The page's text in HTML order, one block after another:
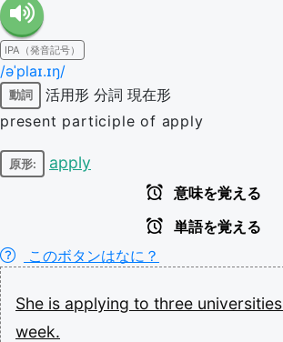
IPA（発音記号）
/əˈplaɪ.ɪŋ/
動詞 活用形 分詞 現在形
present participle of apply
原形: apply
意味を覚える
単語を覚える
このボタンはなに？
She is applying to three universities
week.